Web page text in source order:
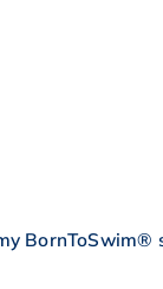
BornToSwim®